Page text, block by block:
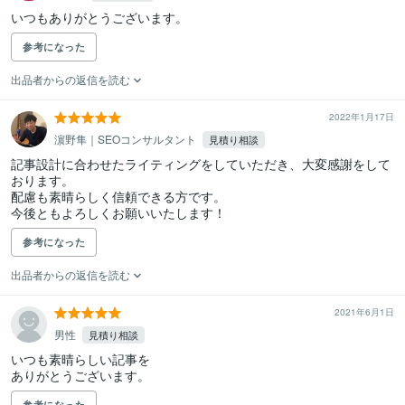
いつもありがとうございます。
参考になった
出品者からの返信を読む
2022年1月17日
濵野隼｜SEOコンサルタント 見積り相談
記事設計に合わせたライティングをしていただき、大変感謝をして
おります。
配慮も素晴らしく信頼できる方です。
今後ともよろしくお願いいたします！
参考になった
出品者からの返信を読む
2021年6月1日
男性 見積り相談
いつも素晴らしい記事を
ありがとうございます。